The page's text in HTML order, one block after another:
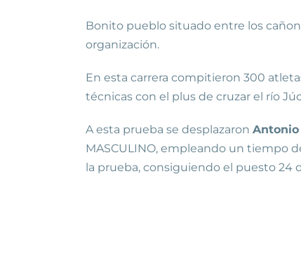
Bonito pueblo situado entre los
organización.
En esta carrera compitieron 300
técnicas con el plus de cruzar el río
A esta prueba se desplazaron Antonio
MASCULINO, empleando un tiempo de
la prueba, consiguiendo el puesto 24